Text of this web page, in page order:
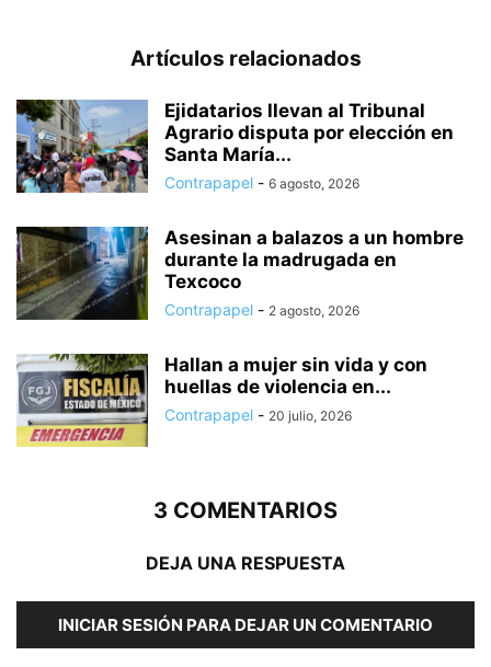
Artículos relacionados
Ejidatarios llevan al Tribunal
Agrario disputa por elección en
Santa María...
Contrapapel - 6 agosto, 2026
Asesinan a balazos a un hombre
durante la madrugada en
Texcoco
Contrapapel - 2 agosto, 2026
Hallan a mujer sin vida y con
huellas de violencia en...
Contrapapel - 20 julio, 2026
3 COMENTARIOS
DEJA UNA RESPUESTA
INICIAR SESIÓN PARA DEJAR UN COMENTARIO